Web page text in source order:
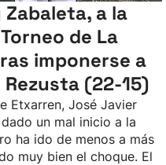
Zabaleta, a la
de La
imponerse a
(22-15)
Etxarren, José Javier
un mal inicio a la
ha ido de menos a más
muy bien el choque. El